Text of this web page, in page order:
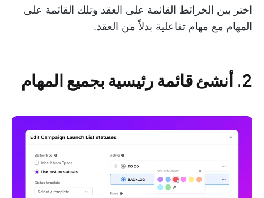
اختر بين الخرائط القائمة على العقد وتلك القائمة على
المهام مع مهام تفاعلية بدلاً من العقد.
2. أنشئ قائمة رئيسية بجميع المهام